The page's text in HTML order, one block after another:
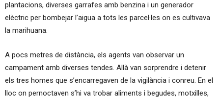
plantacions, diverses garrafes amb benzina i un generador
elèctric per bombejar l’aigua a tots les parcel·les on es cultivava
la marihuana.
A pocs metres de distància, els agents van observar un
campament amb diverses tendes. Allà van sorprendre i detenir
els tres homes que s’encarregaven de la vigilància i conreu. En el
lloc on pernoctaven s’hi va trobar aliments i begudes, motxilles,